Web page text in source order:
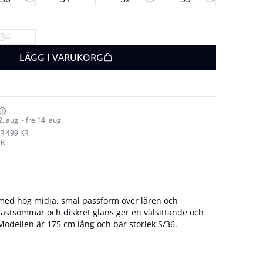
34
LÄGG I VARUKORG
aug. - fre 14. aug.
499 KR.
hög midja, smal passform över låren och
och diskret glans ger en välsittande och
siluett. Modellen är 175 cm lång och bär storlek S/36.